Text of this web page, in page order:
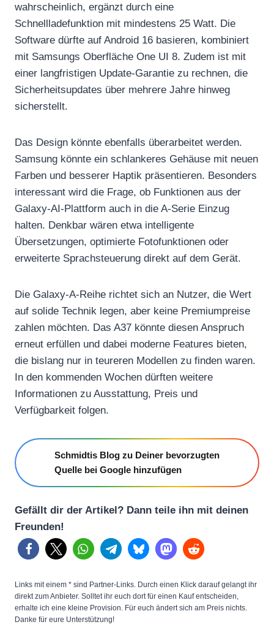
wahrscheinlich, ergänzt durch eine
Schnellladefunktion mit mindestens 25 Watt. Die
Software dürfte auf Android 16 basieren, kombiniert
mit Samsungs Oberfläche One UI 8. Zudem ist mit
einer langfristigen Update-Garantie zu rechnen, die
Sicherheitsupdates über mehrere Jahre hinweg
sicherstellt.
Das Design könnte ebenfalls überarbeitet werden.
Samsung könnte ein schlankeres Gehäuse mit neuen
Farben und besserer Haptik präsentieren. Besonders
interessant wird die Frage, ob Funktionen aus der
Galaxy-AI-Plattform auch in die A-Serie Einzug
halten. Denkbar wären etwa intelligente
Übersetzungen, optimierte Fotofunktionen oder
erweiterte Sprachsteuerung direkt auf dem Gerät.
Die Galaxy-A-Reihe richtet sich an Nutzer, die Wert
auf solide Technik legen, aber keine Premiumpreise
zahlen möchten. Das A37 könnte diesen Anspruch
erneut erfüllen und dabei moderne Features bieten,
die bislang nur in teureren Modellen zu finden waren.
In den kommenden Wochen dürften weitere
Informationen zu Ausstattung, Preis und
Verfügbarkeit folgen.
Schmidtis Blog zu Deiner bevorzugten
Quelle bei Google hinzufügen
Gefällt dir der Artikel? Dann teile ihn mit deinen
Freunden!
Links mit einem * sind Partner-Links. Durch einen Klick darauf gelangt ihr
direkt zum Anbieter. Solltet ihr euch dort für einen Kauf entscheiden,
erhalte ich eine kleine Provision. Für euch ändert sich am Preis nichts.
Danke für eure Unterstützung!